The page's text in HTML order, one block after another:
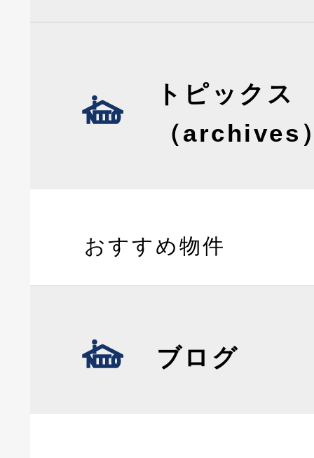
トピックス
（archives
おすすめ物件
ブログ